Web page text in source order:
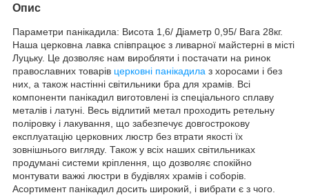
Опис
Параметри панікадила: Висота 1,6/ Діаметр 0,95/ Вага 28кг.
Наша церковна лавка співпрацює з ливарної майстерні в місті
Луцьку. Це дозволяє нам виробляти і постачати на ринок
православних товарів церковні панікадила з хоросами і без
них, а також настінні світильники бра для храмів. Всі
компоненти панікадил виготовлені із спеціального сплаву
металів і латуні. Весь відлитий метал проходить ретельну
поліровку і лакування, що забезпечує довгострокову
експлуатацію церковних люстр без втрати якості їх
зовнішнього вигляду. Також у всіх наших світильниках
продумані системи кріплення, що дозволяє спокійно
монтувати важкі люстри в будівлях храмів і соборів.
Асортимент панікадил досить широкий, і вибрати є з чого.